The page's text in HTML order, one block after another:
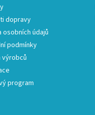
dopravy
osobních údajů
podmínky
výrobců
program